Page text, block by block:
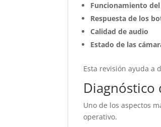
Funcionamiento
Respuesta de los
Calidad de audio
Estado de las
Esta revisión ayuda a
Uno de los aspectos
operativo.